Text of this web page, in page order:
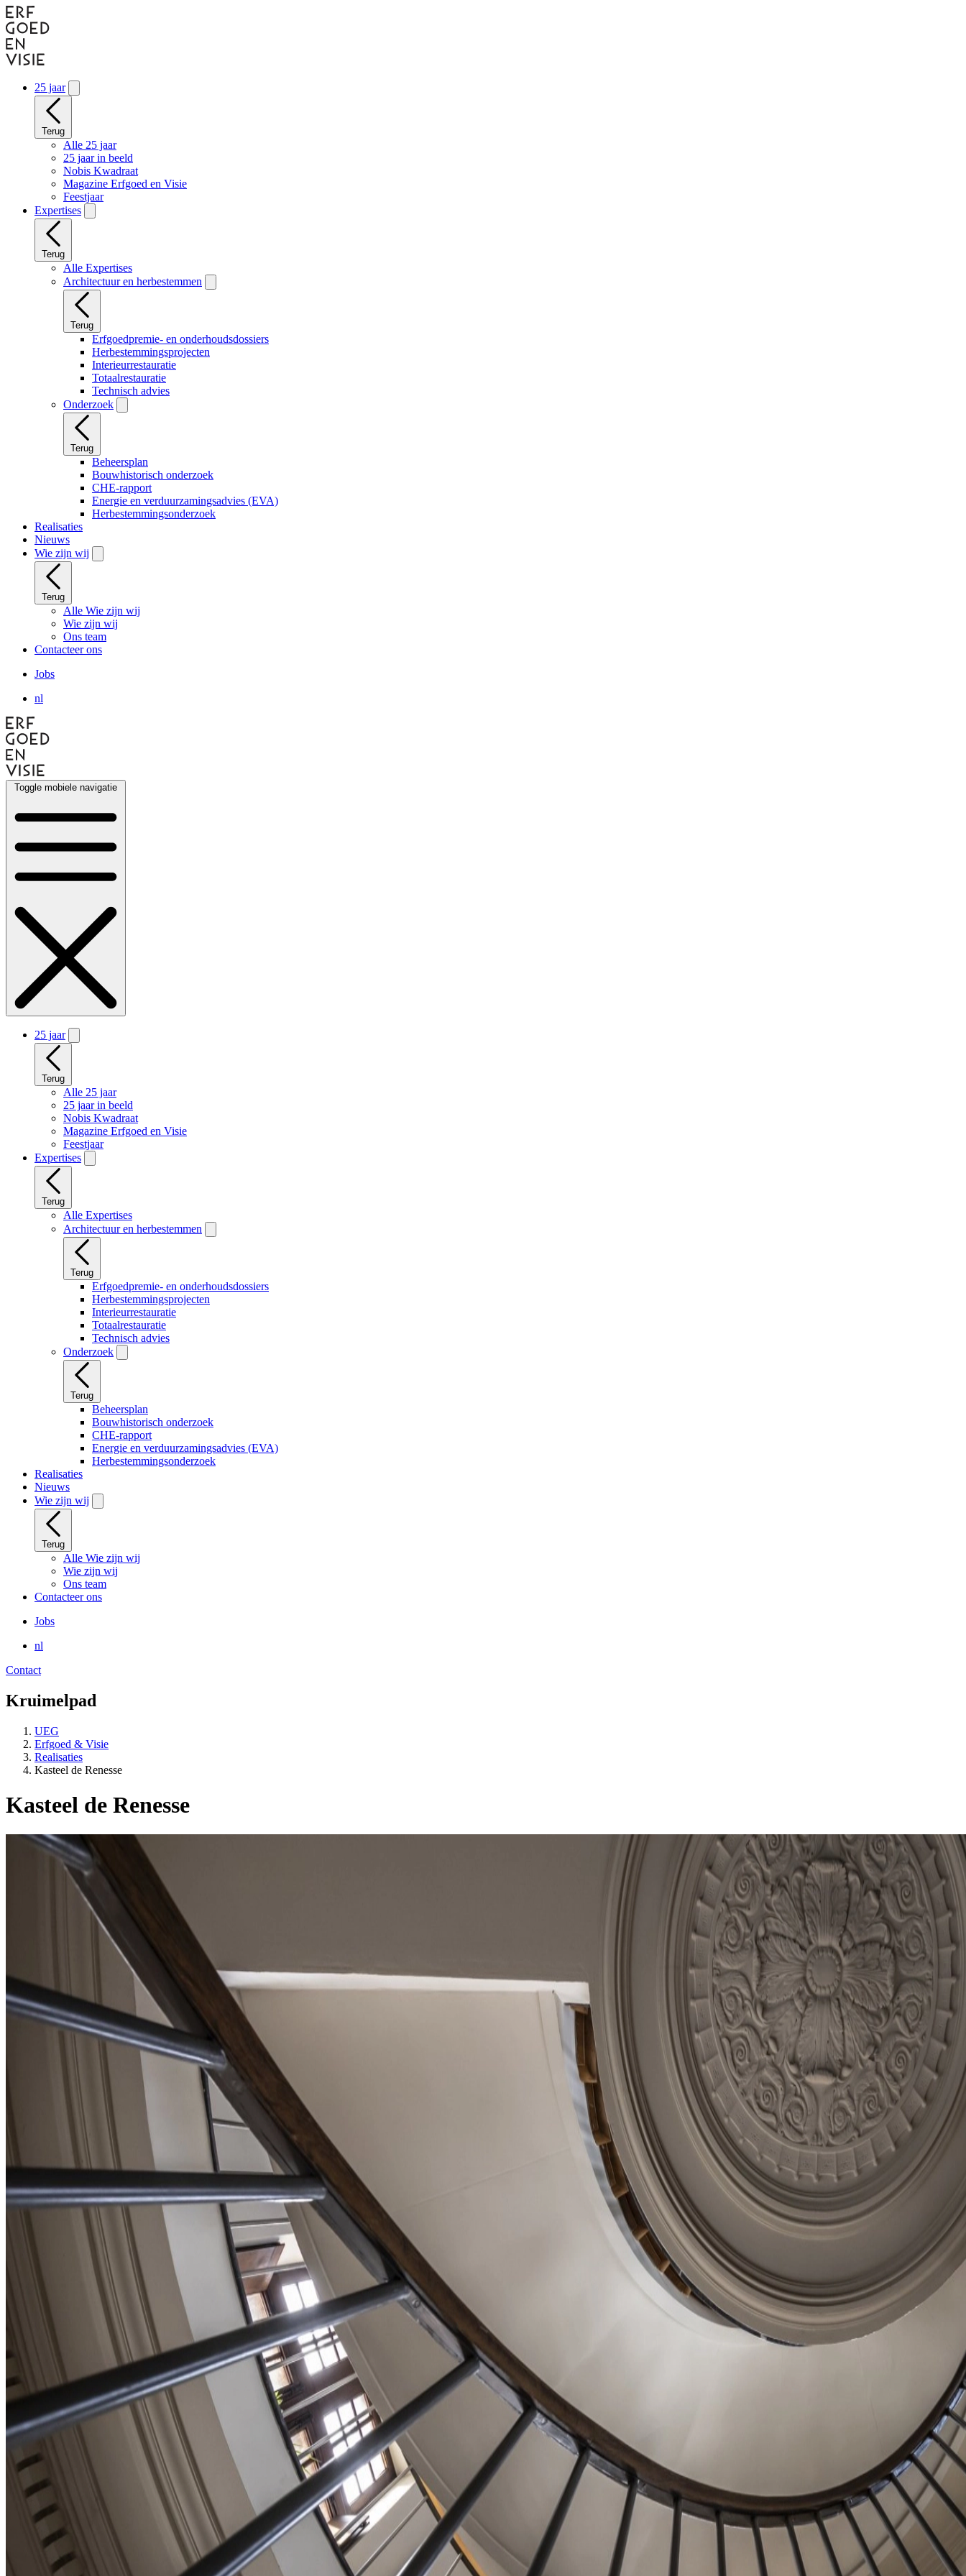
Naar
hoofdinhoud
gaan
25 jaar
Terug
Alle 25 jaar
25 jaar in beeld
Nobis Kwadraat
Magazine Erfgoed en Visie
Feestjaar
Expertises
Terug
Alle Expertises
Architectuur en herbestemmen
Terug
Erfgoedpremie- en onderhoudsdossiers
Herbestemmingsprojecten
Interieurrestauratie
Totaalrestauratie
Technisch advies
Onderzoek
Terug
Beheersplan
Bouwhistorisch onderzoek
CHE-rapport
Energie en verduurzamingsadvies (EVA)
Herbestemmingsonderzoek
Realisaties
Nieuws
Wie zijn wij
Terug
Alle Wie zijn wij
Wie zijn wij
Ons team
Contacteer ons
Jobs
nl
Toggle mobiele navigatie
25 jaar
Terug
Alle 25 jaar
25 jaar in beeld
Nobis Kwadraat
Magazine Erfgoed en Visie
Feestjaar
Expertises
Terug
Alle Expertises
Architectuur en herbestemmen
Terug
Erfgoedpremie- en onderhoudsdossiers
Herbestemmingsprojecten
Interieurrestauratie
Totaalrestauratie
Technisch advies
Onderzoek
Terug
Beheersplan
Bouwhistorisch onderzoek
CHE-rapport
Energie en verduurzamingsadvies (EVA)
Herbestemmingsonderzoek
Realisaties
Nieuws
Wie zijn wij
Terug
Alle Wie zijn wij
Wie zijn wij
Ons team
Contacteer ons
Jobs
nl
Contact
Kruimelpad
UEG
Erfgoed & Visie
Realisaties
Kasteel de Renesse
Kasteel de Renesse